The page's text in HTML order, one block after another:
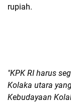
rupiah.
"KPK RI harus
Kolaka utara
Kebudayaan